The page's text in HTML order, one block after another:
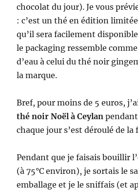
chocolat du jour). Je vous
: c’est un thé en édition
qu’il sera facilement
le packaging ressemble
d’eau à celui du thé noir
la marque.
Bref, pour moins de 5 euros,
thé noir Noël à Ceylan
chaque jour s’est déroulé de la
Pendant que je faisais bouillir
(à 75°C environ), je sortais le
emballage et je le sniffais (et